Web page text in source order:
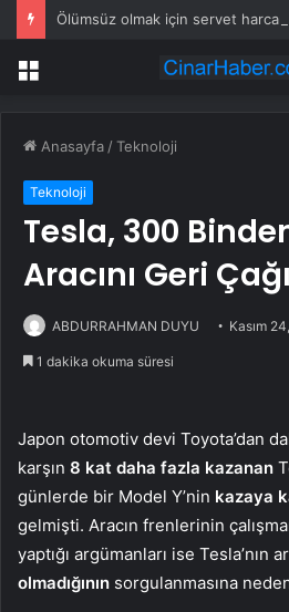
Menü
Anasayfa /Teknoloji
Teknoloji
Tesla, 300
Aracını Geri
ABDURRAHMAN DUYU Kasım
1 dakika okuma süresi
Japon otomotiv devi Toyota’dan
karşın 8 kat daha fazla kazanan
günlerde bir Model Y’nin kazaya
gelmişti. Aracın frenlerinin
yaptığı argümanları ise Tesla’nın
olmadığının sorgulanmasına